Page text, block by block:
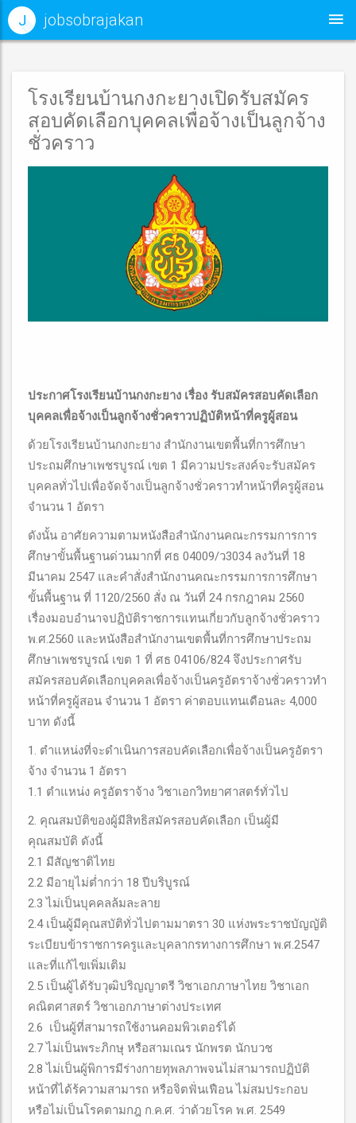
J jobsobrajakan
โรงเรียนบ้านกงกะยางเปิดรับสมัคร
สอบคัดเลือกบุคคลเพื่อจ้างเป็นลูกจ้าง
ชั่วคราว
ประกาศโรงเรียนบ้านกงกะยาง เรื่อง รับสมัครสอบคัดเลือก
บุคคลเพื่อจ้างเป็นลูกจ้างชั่วคราวปฏิบัติหน้าที่ครูผู้สอน
ด้วยโรงเรียนบ้านกงกะยาง สำนักงานเขตพื้นที่การศึกษา
ประถมศึกษาเพชรบูรณ์ เขต 1 มีความประสงค์จะรับสมัคร
บุคคลทั่วไปเพื่อจัดจ้างเป็นลูกจ้างชั่วคราวทำหน้าที่ครูผู้สอน
จำนวน 1 อัตรา
ดังนั้น อาศัยความตามหนังสือสำนักงานคณะกรรมการการ
ศึกษาขั้นพื้นฐานด่วนมากที่ ศธ 04009/ว3034 ลงวันที่ 18
มีนาคม 2547 และคำสั่งสำนักงานคณะกรรมการการศึกษา
ขั้นพื้นฐาน ที่ 1120/2560 สั่ง ณ วันที่ 24 กรกฎาคม 2560
เรื่องมอบอำนาจปฏิบัติราชการแทนเกี่ยวกับลูกจ้างชั่วคราว
พ.ศ.2560 และหนังสือสำนักงานเขตพื้นที่การศึกษาประถม
ศึกษาเพชรบูรณ์ เขต 1 ที่ ศธ 04106/824 จึงประกาศรับ
สมัครสอบคัดเลือกบุคคลเพื่อจ้างเป็นครูอัตราจ้างชั่วคราวทำ
หน้าที่ครูผู้สอน จำนวน 1 อัตรา ค่าตอบแทนเดือนละ 4,000
บาท ดังนี้
1. ตำแหน่งที่จะดำเนินการสอบคัดเลือกเพื่อจ้างเป็นครูอัตรา
จ้าง จำนวน 1 อัตรา
1.1 ตำแหน่ง ครูอัตราจ้าง วิชาเอกวิทยาศาสตร์ทั่วไป
2. คุณสมบัติของผู้มีสิทธิสมัครสอบคัดเลือก เป็นผู้มี
คุณสมบัติ ดังนี้
2.1 มีสัญชาติไทย
2.2 มีอายุไม่ต่ำกว่า 18 ปีบริบูรณ์
2.3 ไม่เป็นบุคคลล้มละลาย
2.4 เป็นผู้มีคุณสบัติทั่วไปตามมาตรา 30 แห่งพระราชบัญญัติ
ระเบียบข้าราชการครูและบุคลากรทางการศึกษา พ.ศ.2547
และที่แก้ไขเพิ่มเติม
2.5 เป็นผู้ได้รับวุฒิปริญญาตรี วิชาเอกภาษาไทย วิชาเอก
คณิตศาสตร์ วิชาเอกภาษาต่างประเทศ
2.6 เป็นผู้ที่สามารถใช้งานคอมพิวเตอร์ได้
2.7 ไม่เป็นพระภิกษุ หรือสามเณร นักพรต นักบวช
2.8 ไม่เป็นผู้พิการมีร่างกายทุพลภาพจนไม่สามารถปฏิบัติ
หน้าที่ได้ร้ความสามารถ หรือจิตฟั่นเฟือน ไม่สมประกอบ
หรือไม่เป็นโรคตามกฎ ก.ค.ศ. ว่าด้วยโรค พ.ศ. 2549